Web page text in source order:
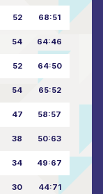
52 68:51
54 64:46
52 64:50
54 65:52
47 58:57
38 50:63
34 49:67
30 44:71